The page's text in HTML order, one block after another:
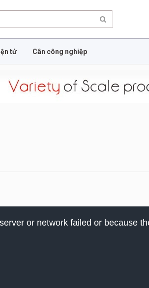
tử Cân công nghiệp
or network failed or because